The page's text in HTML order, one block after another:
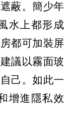
蔽。簡少年
水上都形成
都可加裝屏
議以霧面玻
己。如此一
增進隱私效